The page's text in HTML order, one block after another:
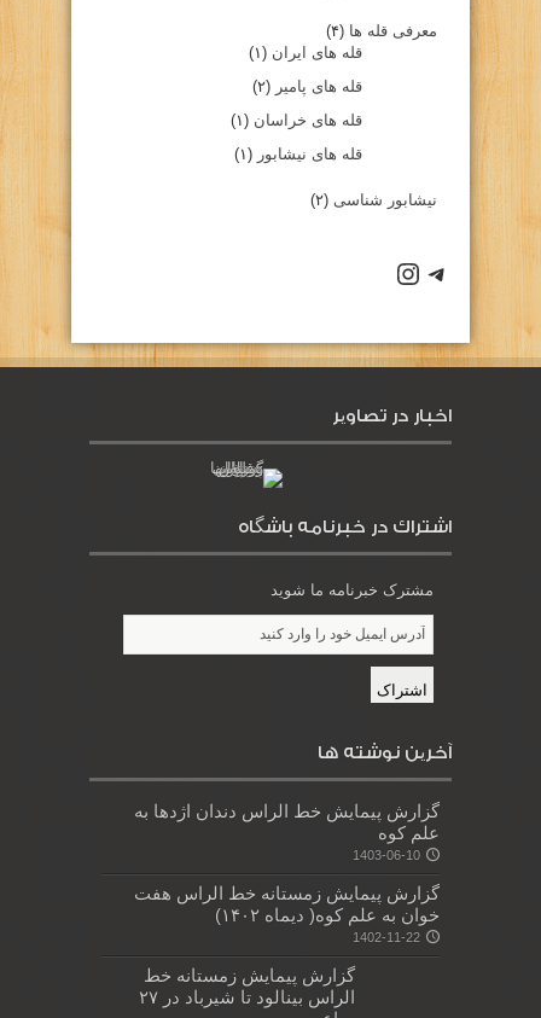
معرفی قله ها (۴)
قله های ایران (۱)
قله های پامیر (۲)
قله های خراسان (۱)
قله های نیشابور (۱)
نیشابور شناسی (۲)
كانال تلگرام باشگاه
صفحه اينستاگرام باشگاه
اخبار در تصاویر
اشتراك در خبرنامه باشگاه
مشترک خبرنامه ما شوید
آخرین نوشته ها
گزارش پیمایش خط الراس دندان اژدها به
علم کوه
1403-06-10
گزارش پیمایش زمستانه خط الراس هفت
خوان به علم کوه( دیماه ۱۴۰۲)
1402-11-22
گزارش پیمایش زمستانه خط
الراس بینالود تا شیرباد در ۲۷